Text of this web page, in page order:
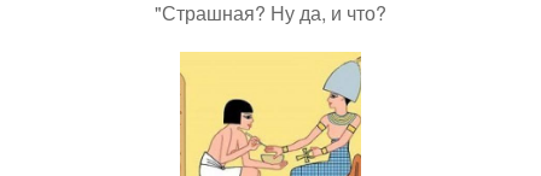
"Страшная? Ну да, и что?